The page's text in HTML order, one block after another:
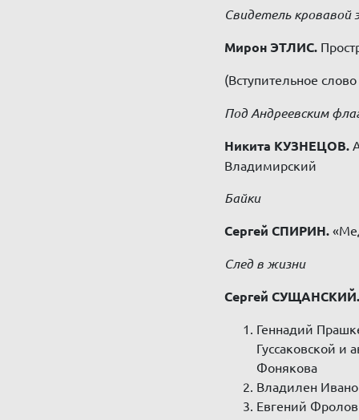
Свидетель кровавой
Мирон ЭТЛИС.
(Вступительное слово
Под Андреевским
Никита КУЗНЕЦОВ.
Владимирский
Байки
Сергей СПИРИН.
След в жизни
Сергей СУЩАНСКИЙ.
Геннадий
Гуссаковской и
Фонякова
Владилен
Евгений